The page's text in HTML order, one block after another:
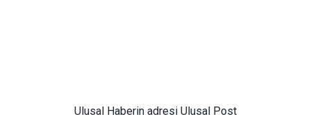
Ulusal Haberin adresi Ulusal Post